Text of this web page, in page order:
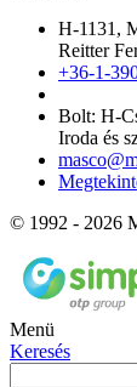
H-1131,
Reitter
+36-1-
Bolt: H-
Iroda és
© 1992 - 2026
Menü
Keresés